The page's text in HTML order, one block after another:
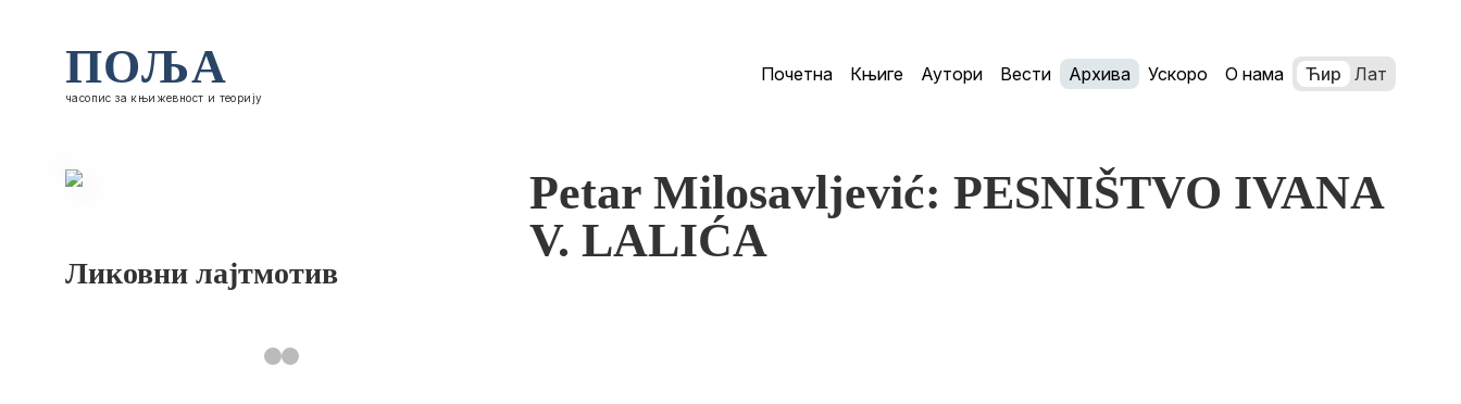
ПОЉА
часопис за књижевност и теорију
Почетна Књиге Аутори Вести Архива Ускоро О нама Ћир Лат
Ликовни лајтмотив
Petar Milosavljević: PESNIŠTVO IVANA
V. LALIĆA